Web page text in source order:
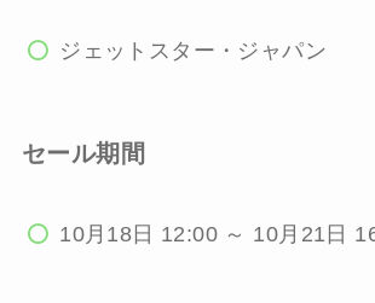
ジェットスター・ジャパン
セール期間
10月18日 12:00 ～ 10月21日